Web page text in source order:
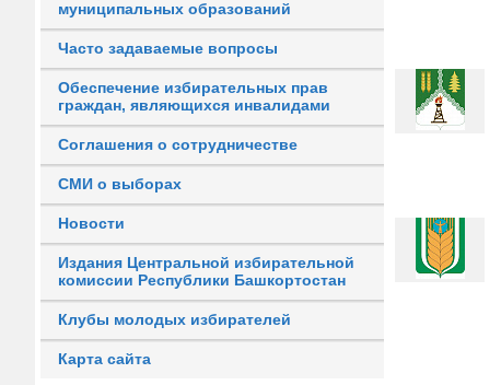
муниципальных образований
Часто задаваемые вопросы
Обеспечение избирательных прав
граждан, являющихся инвалидами
Соглашения о сотрудничестве
СМИ о выборах
Новости
Издания Центральной избирательной
комиссии Республики Башкортостан
Клубы молодых избирателей
Карта сайта